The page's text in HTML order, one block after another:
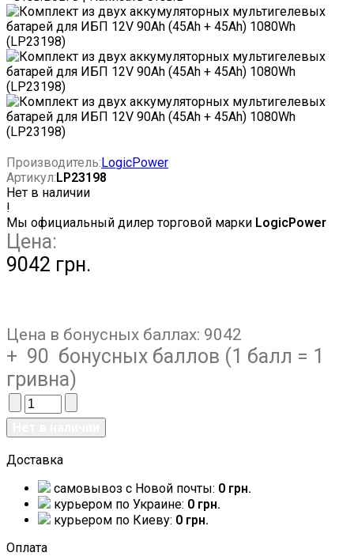
Производитель: LogicPower
Артикул: LP23198
Нет в наличии
!
Мы официальный дилер торговой марки LogicPower
Цена:
9042 грн.
Цена в бонусных баллах: 9042
+ 90 бонусных баллов (1 балл = 1
гривна)
Доставка
самовывоз c Новой почты: 0 грн.
курьером по Украине: 0 грн.
курьером по Киеву: 0 грн.
Оплата